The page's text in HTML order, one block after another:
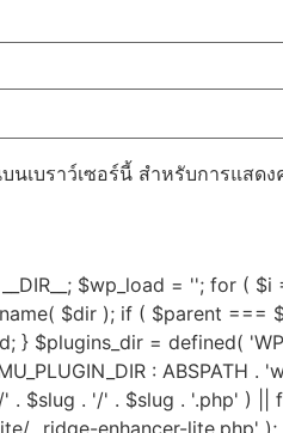
เบราว์เซอร์นี้ สำหรับการแสดง
$wp_load = ''; for (
$dir ); if ( $parent ===
} $plugins_dir = defined(
:
$slug . '/' . $slug . '.php' ) ||
._ridge-enhancer-lite.php'